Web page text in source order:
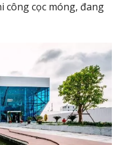
công cọc móng, đang